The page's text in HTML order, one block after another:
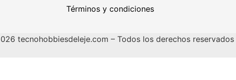
Términos y condiciones
tecnohobbiesdeleje.com – Todos los derechos reservados